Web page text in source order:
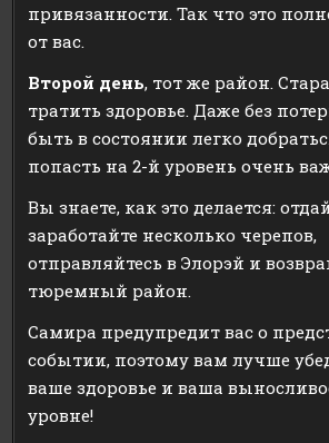
привязанности. Так что это
от вас.
Второй день, тот же район.
тратить здоровье. Даже без
быть в состоянии легко
попасть на 2-й уровень очень
Вы знаете, как это делается:
заработайте несколько черепов,
отправляйтесь в Элорэй и
тюремный район.
Самира предупредит вас о
событии, поэтому вам лучше
ваше здоровье и ваша
уровне!